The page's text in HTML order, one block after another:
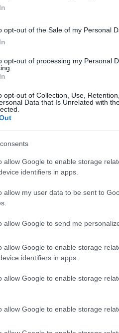
opt-out of the Sale of my Personal
opt-out of processing my Personal
opt-out of Collection, Use,
Data that Is Unrelated with
allow Google to enable storage
identifiers in apps.
allow my user data to be sent to
allow Google to send me
allow Google to enable storage
identifiers in apps.
allow Google to enable storage
allow Google to enable storage
Απασχόλησης (6ωρο),
Απασχόλησης,
Απασχόλησης (4ωρο),
Απασχόλησης (4ωρο),
Απασχόλησης (4ωρο,
Απασχόλησης, Τζιτζιφιές
Καταστήματος, Πάρος